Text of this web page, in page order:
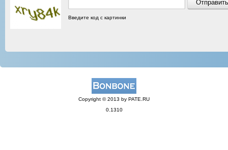
Введите код с картинки
Copyright © 2013 by PATE.RU
0.1310